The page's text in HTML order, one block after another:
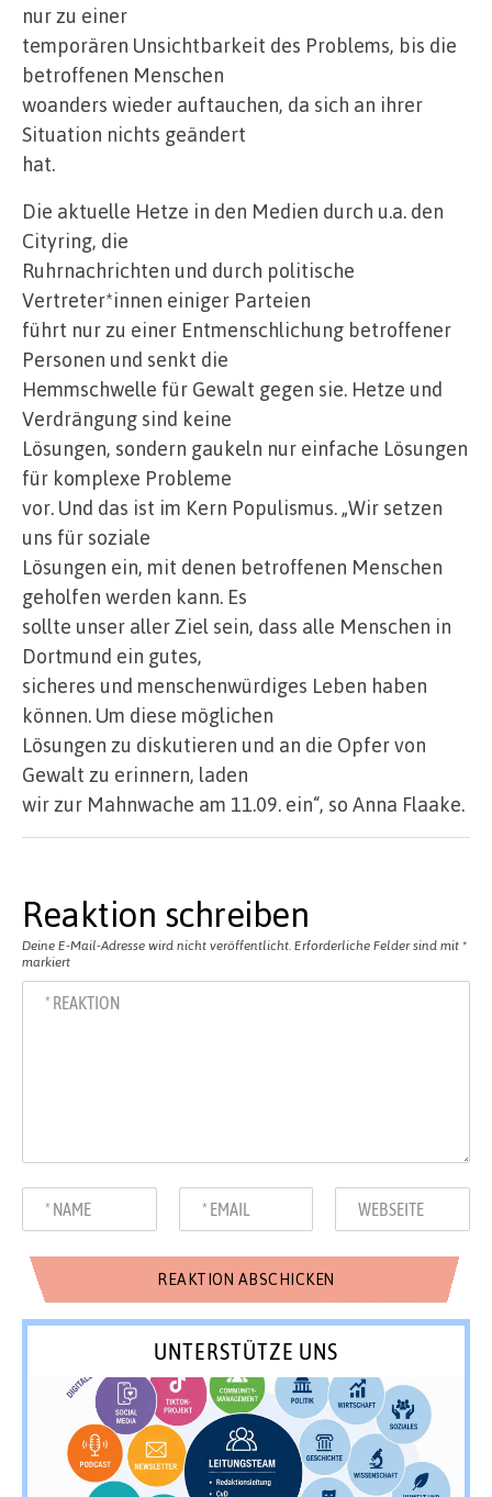
nur zu einer
temporären Unsichtbarkeit des Problems, bis die
betroffenen Menschen
woanders wieder auftauchen, da sich an ihrer
Situation nichts geändert
hat.
Die aktuelle Hetze in den Medien durch u.a. den
Cityring, die
Ruhrnachrichten und durch politische
Vertreter*innen einiger Parteien
führt nur zu einer Entmenschlichung betroffener
Personen und senkt die
Hemmschwelle für Gewalt gegen sie. Hetze und
Verdrängung sind keine
Lösungen, sondern gaukeln nur einfache Lösungen
für komplexe Probleme
vor. Und das ist im Kern Populismus. „Wir setzen
uns für soziale
Lösungen ein, mit denen betroffenen Menschen
geholfen werden kann. Es
sollte unser aller Ziel sein, dass alle Menschen in
Dortmund ein gutes,
sicheres und menschenwürdiges Leben haben
können. Um diese möglichen
Lösungen zu diskutieren und an die Opfer von
Gewalt zu erinnern, laden
wir zur Mahnwache am 11.09. ein“, so Anna Flaake.
Reaktion schreiben
Deine E-Mail-Adresse wird nicht veröffentlicht. Erforderliche Felder sind mit *
markiert
UNTERSTÜTZE UNS